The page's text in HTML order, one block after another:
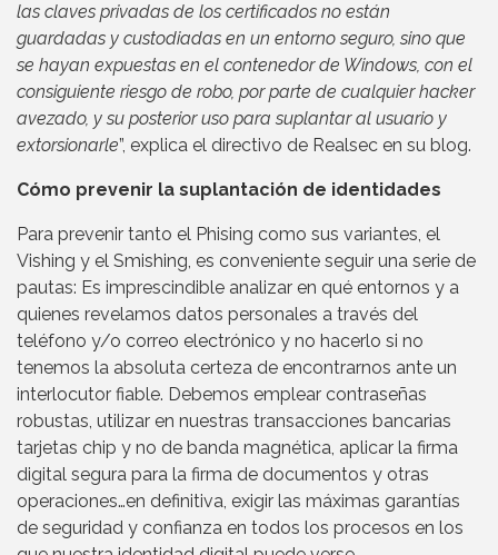
las claves privadas de los certificados no están
guardadas y custodiadas en un entorno seguro, sino que
se hayan expuestas en el contenedor de Windows, con el
consiguiente riesgo de robo, por parte de cualquier hacker
avezado, y su posterior uso para suplantar al usuario y
extorsionarle”, explica el directivo de Realsec en su blog.
Cómo prevenir la suplantación de identidades
Para prevenir tanto el Phising como sus variantes, el
Vishing y el Smishing, es conveniente seguir una serie de
pautas: Es imprescindible analizar en qué entornos y a
quienes revelamos datos personales a través del
teléfono y/o correo electrónico y no hacerlo si no
tenemos la absoluta certeza de encontrarnos ante un
interlocutor fiable. Debemos emplear contraseñas
robustas, utilizar en nuestras transacciones bancarias
tarjetas chip y no de banda magnética, aplicar la firma
digital segura para la firma de documentos y otras
operaciones…en definitiva, exigir las máximas garantías
de seguridad y confianza en todos los procesos en los